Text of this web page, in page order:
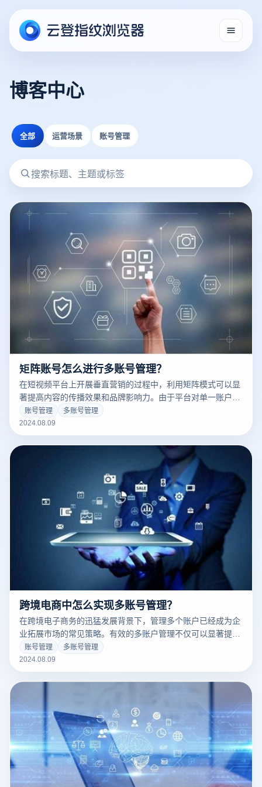
博客中心
全部 运营场景 账号管理
矩阵账号怎么进行多账号管理？
在短视频平台上开展垂直营销的过程中，利用矩阵模式可以显
著提高内容的传播效果和品牌影响力。由于平台对单一账户的
内容数量和曝光有一定限制，构建一个短视频矩阵系统可以帮
助你更好进行多账号管理。以下是详细的步骤和建议，帮助你
有效实现短视频矩阵的应用。
账号管理
多账号管理
2024.08.09
跨境电商中怎么实现多账号管理？
在跨境电子商务的迅猛发展背景下，管理多个账户已经成为企
业拓展市场的常见策略。有效的多账户管理不仅可以显著提升
运营效率，还能增强市场竞争力。为了实现高效的多账户管
理，企业需要选择合适的管理方法和工具。本文将探讨如何在
跨境电商中实现有效的多账户管理，帮助企业优化操作流程，
提升业绩。
账号管理
多账号管理
2024.08.09